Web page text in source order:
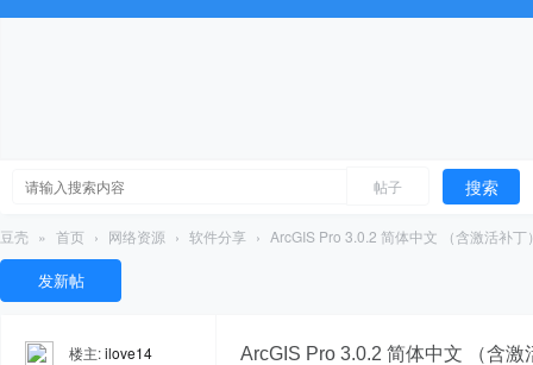
帖子 搜索
豆壳 » 首页 › 网络资源 › 软件分享 › ArcGIS Pro 3.0.2 简体中文 （含激活补丁
发新帖
楼主:ilove14 ArcGIS Pro 3.0.2 简体中文 （含激